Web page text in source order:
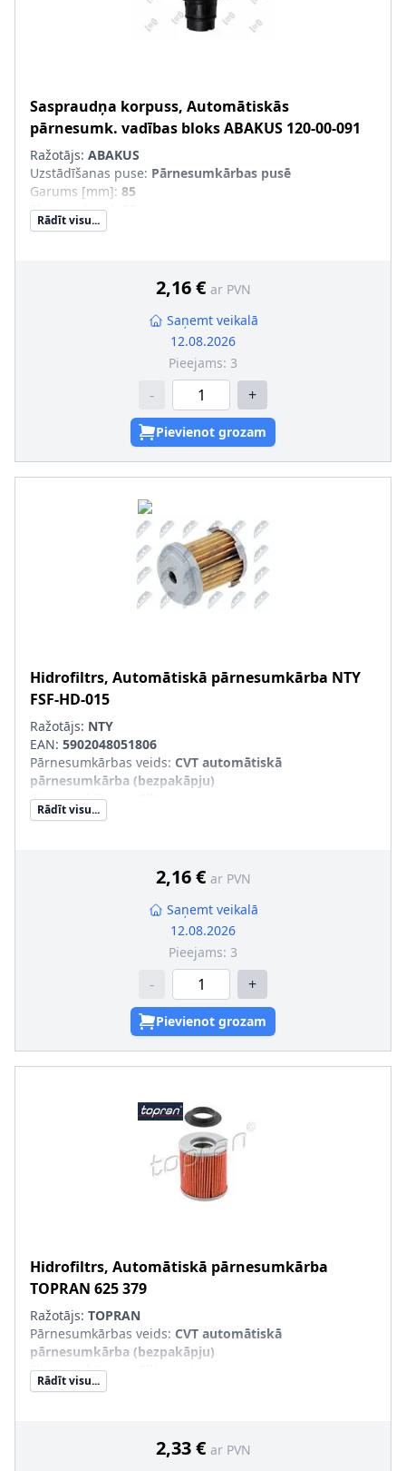
Saspraudņa korpuss, Automātiskās
pārnesumk. vadības bloksABAKUS 120-00-091
Ražotājs: ABAKUS
Uzstādīšanas puse: Pārnesumkārbas pusē
Garums [mm]: 85
Platums [mm]
Montāža/demontāža jāveic kvalificētam personālam!
Rādīt visu...
2,16 € ar PVN
Saņemt veikalā
12.08.2026
Pieejams: 3
- +
Pievienot grozam
Hidrofiltrs, Automātiskā pārnesumkārba NTY
FSF-HD-015
Ražotājs: NTY
EAN: 5902048051806
Pārnesumkārbas veids: CVT automātiskā
pārnesumkārba (bezpakāpju)
Filtra izpildījums
Sērijas numurs
Rādīt visu...
2,16 € ar PVN
Saņemt veikalā
12.08.2026
Pieejams: 3
- +
Pievienot grozam
Hidrofiltrs, Automātiskā pārnesumkārba
TOPRAN 625 379
Ražotājs: TOPRAN
Pārnesumkārbas veids: CVT automātiskā
pārnesumkārba (bezpakāpju)
Filtra izpildījums
Papildu artikuls/Papildu info 2
Rādīt visu...
2,33 € ar PVN